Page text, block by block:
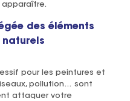
apparaître.
des éléments
naturels
pour les peintures et
pollution… sont
attaquer votre